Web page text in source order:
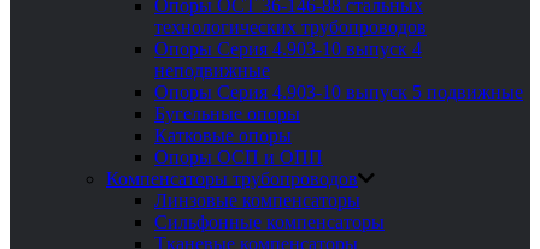
Опоры ОСТ 36-146-88 стальных
технологических трубопроводов
Опоры Серия 4.903-10 выпуск 4
неподвижные
Опоры Серия 4.903-10 выпуск 5 подвижные
Бугельные опоры
Катковые опоры
Опоры ОСП и ОПП
Компенсаторы трубопроводов
Линзовые компенсаторы
Сильфонные компенсаторы
Тканевые компенсаторы